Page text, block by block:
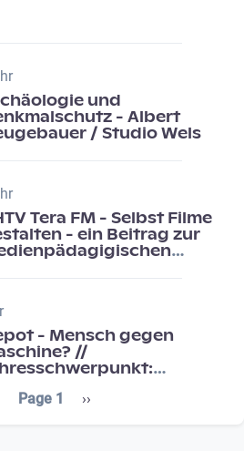
und
- Albert
/ Studio Wels
Tera FM - Selbst Filme
- ein Beitrag zur
- Mensch gegen
//
Page 1 Next page
››